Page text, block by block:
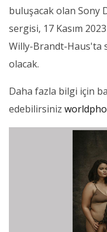
buluşacak olan Sony
sergisi, 17 Kasım
Willy-Brandt-Haus'ta
olacak.
Daha fazla bilgi için
edebilirsiniz